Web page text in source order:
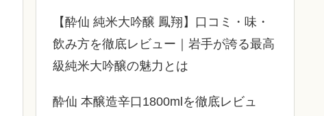
【酔仙 純米大吟醸 鳳翔】口コミ・味・
飲み方を徹底レビュー｜岩手が誇る最高
級純米大吟醸の魅力とは
酔仙 本醸造辛口1800mlを徹底レビュ